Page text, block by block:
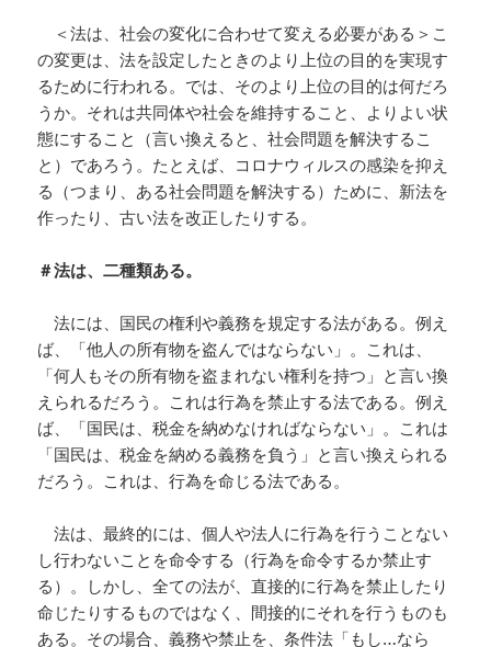
＜法は、社会の変化に合わせて変える必要がある＞こ
の変更は、法を設定したときのより上位の目的を実現す
るために行われる。では、そのより上位の目的は何だろ
うか。それは共同体や社会を維持すること、よりよい状
態にすること（言い換えると、社会問題を解決するこ
と）であろう。たとえば、コロナウィルスの感染を抑え
る（つまり、ある社会問題を解決する）ために、新法を
作ったり、古い法を改正したりする。
＃法は、二種類ある。
法には、国民の権利や義務を規定する法がある。例え
ば、「他人の所有物を盗んではならない」。これは、
「何人もその所有物を盗まれない権利を持つ」と言い換
えられるだろう。これは行為を禁止する法である。例え
ば、「国民は、税金を納めなければならない」。これは
「国民は、税金を納める義務を負う」と言い換えられる
だろう。これは、行為を命じる法である。
法は、最終的には、個人や法人に行為を行うことない
し行わないことを命令する（行為を命令するか禁止す
る）。しかし、全ての法が、直接的に行為を禁止したり
命じたりするものではなく、間接的にそれを行うものも
ある。その場合、義務や禁止を、条件法「もし…なら